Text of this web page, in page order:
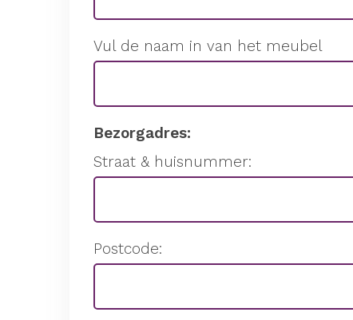
Vul de naam in van het meubel
Bezorgadres:
Straat & huisnummer:
Postcode: